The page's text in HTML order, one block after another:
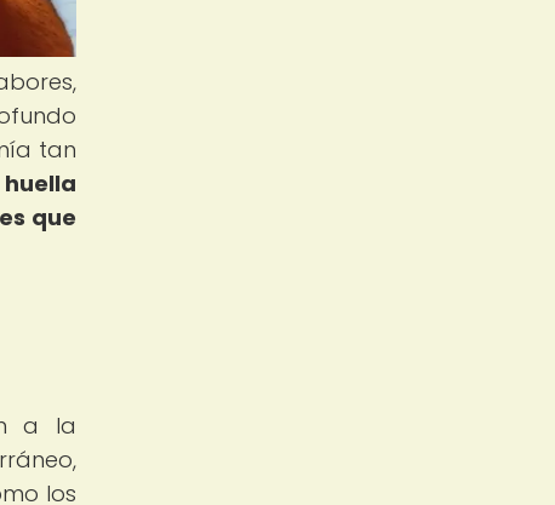
tan
que
a la
los